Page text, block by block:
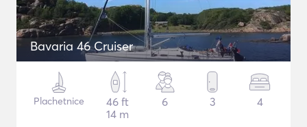
Bavaria 46 Cruiser
Plachetnice
46 ft
14 m
6 3 4